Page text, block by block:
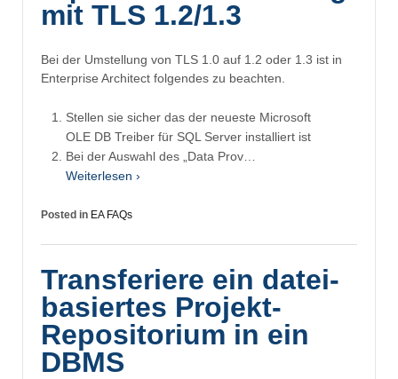
mit TLS 1.2/1.3
Bei der Umstellung von TLS 1.0 auf 1.2 oder 1.3 ist in
Enterprise Architect folgendes zu beachten.
Stellen sie sicher das der neueste Microsoft
OLE DB Treiber für SQL Server installiert ist
Bei der Auswahl des „Data Prov…
Weiterlesen ›
Posted in EA FAQs
Transferiere ein datei-
basiertes Projekt-
Repositorium in ein
DBMS